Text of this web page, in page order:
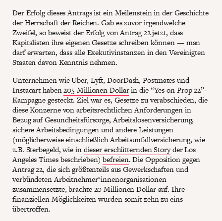
Der Erfolg dieses Antrags ist ein Meilenstein in der Geschichte
der Herrschaft der Reichen. Gab es zuvor irgendwelche
Zweifel, so beweist der Erfolg von Antrag 22 jetzt, dass
Kapitalisten ihre eigenen Gesetze schreiben können — man
darf erwarten, dass alle Exekutivinstanzen in den Vereinigten
Staaten davon Kenntnis nehmen.
Unternehmen wie Uber, Lyft, DoorDash, Postmates und
Instacart haben205 Millionen Dollarin die “Yes on Prop 22”-
Kampagne gesteckt. Ziel war es, Gesetze zu verabschieden, die
diese Konzerne von arbeitsrechtlichen Anforderungen in
Bezug auf Gesundheitsfürsorge, Arbeitslosenversicherung,
sichere Arbeitsbedingungen und andere Leistungen
(möglicherweise einschließlich Arbeitsunfallversicherung, wie
z.B. Sterbegeld, wie indieser erschütternden Storyder Los
Angeles Times beschrieben)befreien. Die Opposition gegen
Antrag 22, die sich größtenteils aus Gewerkschaften und
verbündeten Arbeitnehmer*innenorganisationen
zusammensetzte, brachte 20 Millionen Dollar auf. Ihre
finanziellen Möglichkeiten wurden somit zehn zu eins
übertroffen.